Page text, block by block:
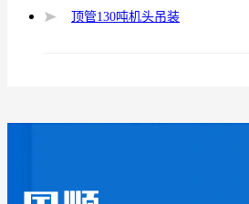
顶管130吨机头吊装